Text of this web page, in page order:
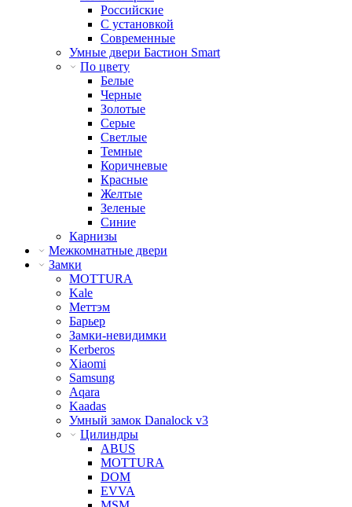
Российские
С установкой
Современные
Умные двери Бастион Smart
По цвету
Белые
Черные
Золотые
Серые
Светлые
Темные
Коричневые
Красные
Желтые
Зеленые
Синие
Карнизы
Межкомнатные двери
Замки
MOTTURA
Kale
Меттэм
Барьер
Замки-невидимки
Kerberos
Xiaomi
Samsung
Aqara
Kaadas
Умный замок Danalock v3
Цилиндры
ABUS
MOTTURA
DOM
EVVA